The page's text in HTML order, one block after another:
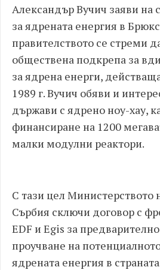
Александър Вучич заяви на
за ядрената енергия в
правителството се стреми
обществена подкрепа за
за ядрена енерги,
1989 г. Вучич обяви и
държави с ядрено ноу-хау,
финансиране на 1200
малки модулни реактори.
С тази цел Министерството
Сърбия сключи договор с
EDF и Egis за
проучване на
ядрената енергия в